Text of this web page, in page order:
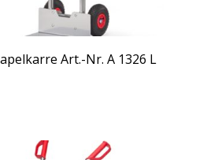
Art.-Nr. A 1326 L